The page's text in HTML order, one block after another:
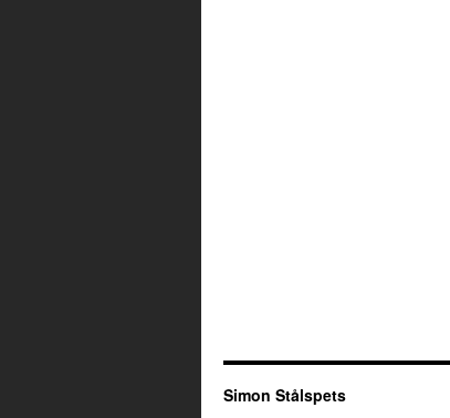
Simon Stålspets